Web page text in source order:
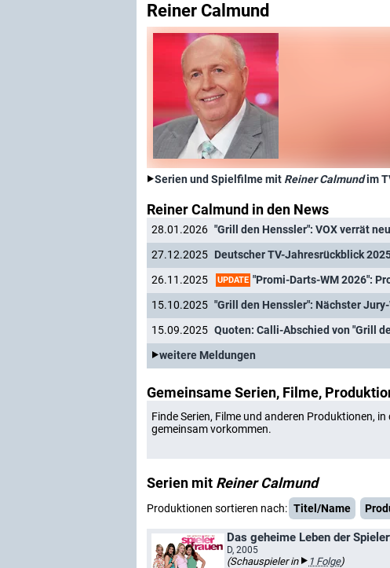
Reiner Calmund
Serien und Spielfilme mit Reiner Calmundim
Reiner Calmund in den News
28.01.2026 "Grill den Henssler": VOX verrät
27.12.2025
26.11.2025
UPDATE "Promi-Darts-WM 2026":
15.10.2025 "Grill den Henssler": Nächster
15.09.2025 Quoten: Calli-Abschied von "Grill
weitere Meldungen
Gemeinsame Serien, Filme,
Finde Serien, Filme und anderen Produktionen, in
gemeinsam vorkommen.
Serien mit Reiner Calmund
Produktionen sortieren nach: Titel/Name
Das geheime Leben der
D, 2005
(Schauspieler in 1 Folge)